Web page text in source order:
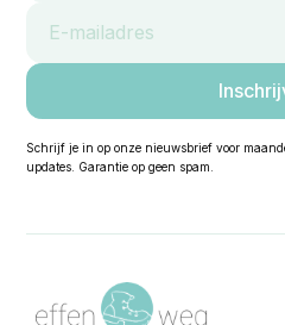
Schrijf je in op onze nieuwsbrief voor
updates. Garantie op geen spam.